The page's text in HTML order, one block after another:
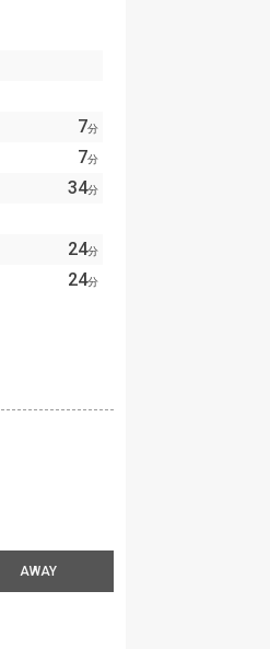
7分
7分
34分
24分
24分
AWAY